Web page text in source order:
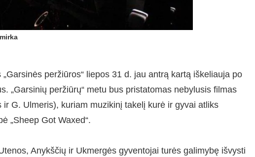
peržiūros“ liepos 31 d. jau antrą kartą iškeliauja po
„Garsinių peržiūrų“ metu bus pristatomas nebylusis filmas
ir G. Ulmeris), kuriam muzikinį takelį kurė ir gyvai atliks
„Sheep Got Waxed“.
Anykščių ir Ukmergės gyventojai turės galimybę išvysti